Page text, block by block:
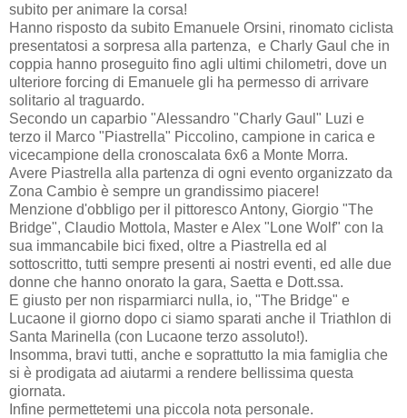
subito per animare la corsa!
Hanno risposto da subito Emanuele Orsini, rinomato ciclista
presentatosi a sorpresa alla partenza, e Charly Gaul che in
coppia hanno proseguito fino agli ultimi chilometri, dove un
ulteriore forcing di Emanuele gli ha permesso di arrivare
solitario al traguardo.
Secondo un caparbio "Alessandro "Charly Gaul" Luzi e
terzo il Marco "Piastrella" Piccolino, campione in carica e
vicecampione della cronoscalata 6x6 a Monte Morra.
Avere Piastrella alla partenza di ogni evento organizzato da
Zona Cambio è sempre un grandissimo piacere!
Menzione d'obbligo per il pittoresco Antony, Giorgio "The
Bridge", Claudio Mottola, Master e Alex "Lone Wolf" con la
sua immancabile bici fixed, oltre a Piastrella ed al
sottoscritto, tutti sempre presenti ai nostri eventi, ed alle due
donne che hanno onorato la gara, Saetta e Dott.ssa.
E giusto per non risparmiarci nulla, io, "The Bridge" e
Lucaone il giorno dopo ci siamo sparati anche il Triathlon di
Santa Marinella (con Lucaone terzo assoluto!).
Insomma, bravi tutti, anche e soprattutto la mia famiglia che
si è prodigata ad aiutarmi a rendere bellissima questa
giornata.
Infine permettetemi una piccola nota personale.